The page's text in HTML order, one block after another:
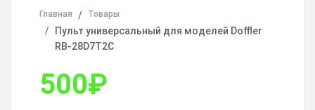
Главная Товары
Пульт универсальный для моделей Doffler
RB-28D7T2C
500₽